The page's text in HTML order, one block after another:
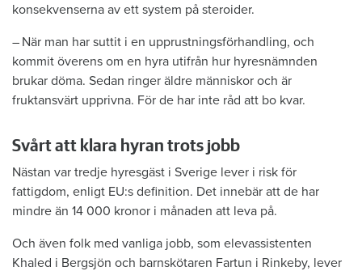
konsekvenserna av ett system på steroider.
– När man har suttit i en upprustningsförhandling, och
kommit överens om en hyra utifrån hur hyresnämnden
brukar döma. Sedan ringer äldre människor och är
fruktansvärt upprivna. För de har inte råd att bo kvar.
Svårt att klara hyran trots jobb
Nästan var tredje hyresgäst i Sverige lever i risk för
fattigdom, enligt EU:s definition. Det innebär att de har
mindre än 14 000 kronor i månaden att leva på.
Och även folk med vanliga jobb, som elevassistenten
Khaled i Bergsjön och barnskötaren Fartun i Rinkeby, lever